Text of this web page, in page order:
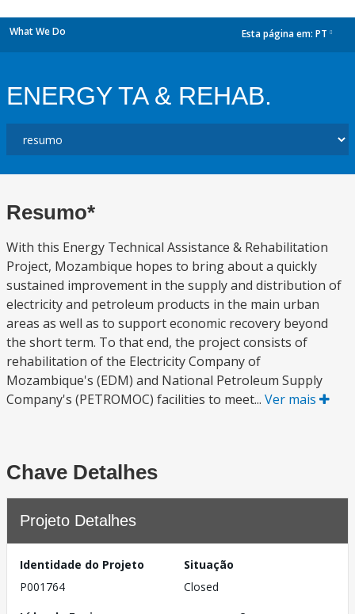
What We Do Esta página em: PT
ENERGY TA & REHAB.
Resumo*
With this Energy Technical Assistance & Rehabilitation
Project, Mozambique hopes to bring about a quickly
sustained improvement in the supply and distribution of
electricity and petroleum products in the main urban
areas as well as to support economic recovery beyond
the short term. To that end, the project consists of
rehabilitation of the Electricity Company of
Mozambique's (EDM) and National Petroleum Supply
Company's (PETROMOC) facilities to meet... Ver mais
Chave Detalhes
Projeto Detalhes
Identidade do Projeto
P001764
Situação
Closed